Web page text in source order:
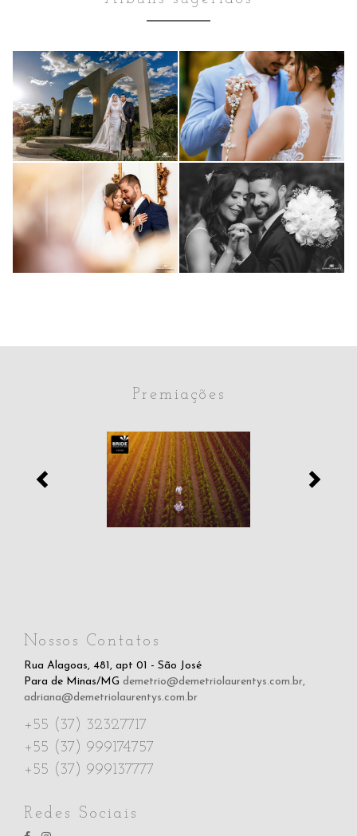
Pós Wedding
LETÍCIA E
TARCISIO
60
0
Pós Wedding
LETÍCIA E RAFAEL
739
0
Pós Wedding
JUNIA E ROMEU
1079
Pós Wedding
FERNANDA E
JÚLIO
1093
Premiações
Nossos Contatos
Rua Alagoas, 481, apt 01 - São José
Para de Minas/MG demetrio@demetriolaurentys.com.br,
adriana@demetriolaurentys.com.br
+55 (37) 32327717
+55 (37) 999174757
+55 (37) 999137777
Redes Sociais